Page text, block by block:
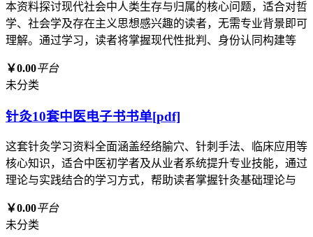
本资料探讨现代社会中人类生存与归属的核心问题，适合对哲
学、社会学及存在主义思想感兴趣的读者，无需专业背景即可
理解。通过学习，读者将掌握现代性批判、身份认同构建等
￥0.00平台
未分类
针灸10套中医电子书书单[pdf]
这套针灸学习资料全面涵盖经络腧穴、针刺手法、临床应用等
核心知识，适合中医初学者及从业者系统提升专业技能，通过
理论与实践结合的学习方式，帮助读者掌握针灸基础理论与
￥0.00平台
未分类